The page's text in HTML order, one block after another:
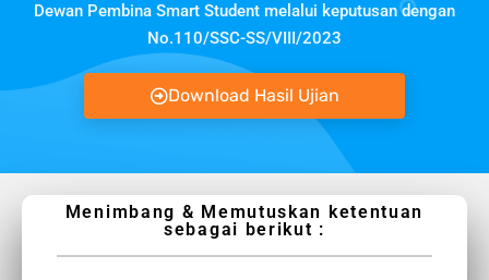
Dewan Pembina Smart Student melalui keputusan dengan
No.110/SSC-SS/VIII/2023
Download Hasil Ujian
Menimbang & Memutuskan ketentuan
sebagai berikut :